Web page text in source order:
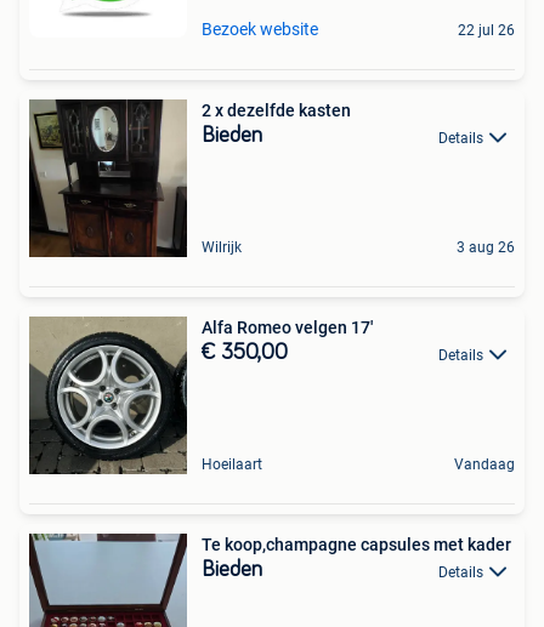
Bezoek website 22 jul 26
2 x dezelfde kasten
Bieden Details
Wilrijk 3 aug 26
Alfa Romeo velgen 17'
€ 350,00 Details
Hoeilaart Vandaag
Te koop,champagne capsules met kader
Bieden Details